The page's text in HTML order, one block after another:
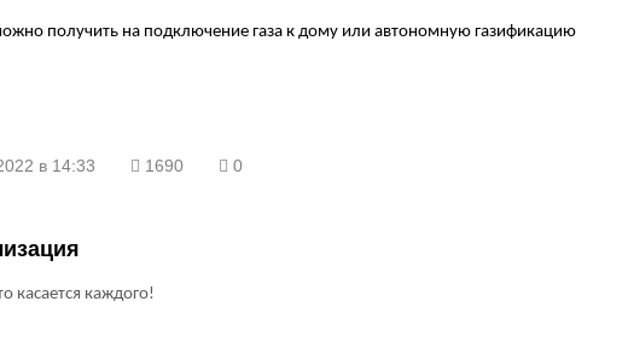
получить на подключение газа к дому или автономную газификацию
в 14:33 1690 0
касается каждого!